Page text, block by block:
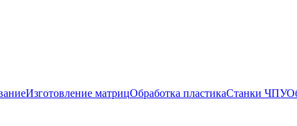
Изготовление матрицОбработка пластикаСтанки ЧПУ